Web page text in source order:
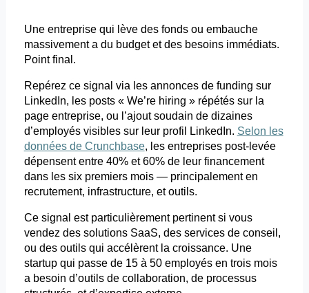
Une entreprise qui lève des fonds ou embauche
massivement a du budget et des besoins immédiats.
Point final.
Repérez ce signal via les annonces de funding sur
LinkedIn, les posts« We’re hiring » répétés sur la
page entreprise, ou l’ajout soudain de dizaines
d’employés visibles sur leur profil LinkedIn. Selon les
données de Crunchbase, les entreprises post-levée
dépensent entre 40% et 60% de leur financement
dans les six premiers mois — principalement en
recrutement, infrastructure, et outils.
Ce signal est particulièrement pertinent si vous
vendez des solutions SaaS, des services de conseil,
ou des outils qui accélèrent la croissance. Une
startup qui passe de 15 à 50 employés en trois mois
a besoin d’outils de collaboration, de processus